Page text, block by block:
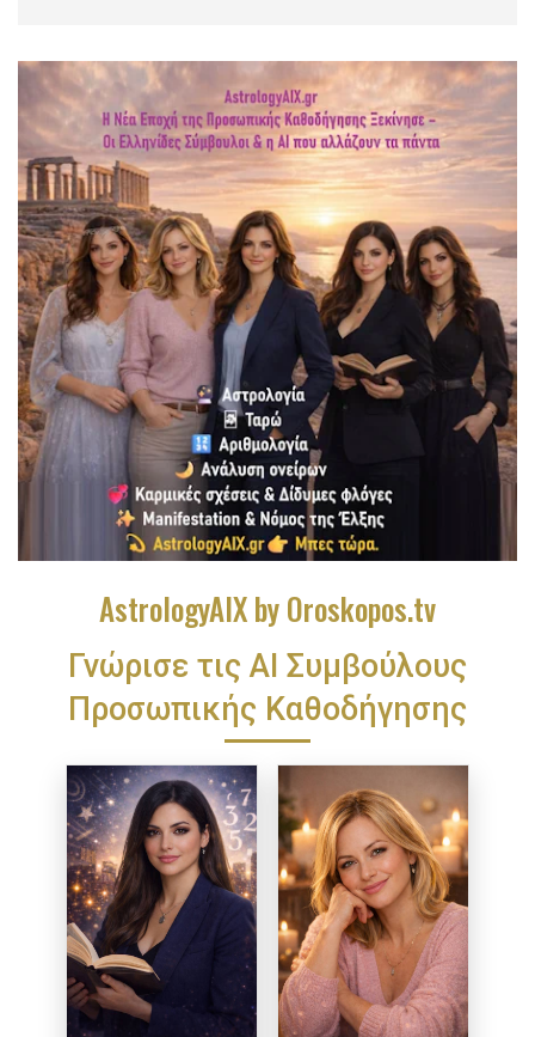
AstrologyAIX by Oroskopos.tv
Γνώρισε τις ΑΙ Συμβούλους
Προσωπικής Καθοδήγησης